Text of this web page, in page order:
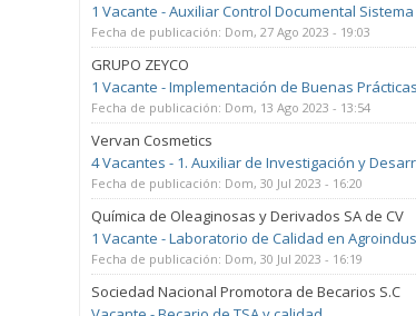
1 Vacante - Auxiliar Control Documental
Fecha de publicación: Dom, 27 Ago 2023 - 19:03
GRUPO ZEYCO
1 Vacante - Implementación de Buenas
Fecha de publicación: Dom, 13 Ago 2023 - 13:54
Vervan Cosmetics
4 Vacantes - 1. Auxiliar de Investigación y
Fecha de publicación: Dom, 30 Jul 2023 - 16:20
Química de Oleaginosas y Derivados SA de CV
1 Vacante - Laboratorio de Calidad en
Fecha de publicación: Dom, 30 Jul 2023 - 16:19
Sociedad Nacional Promotora de Becarios S.C